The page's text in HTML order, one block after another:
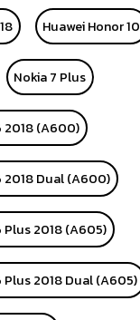
Huawei Honor 10
Nokia 7 Plus
2018 (A600)
2018 Dual (A600)
Plus 2018 (A605)
Plus 2018 Dual (A605)